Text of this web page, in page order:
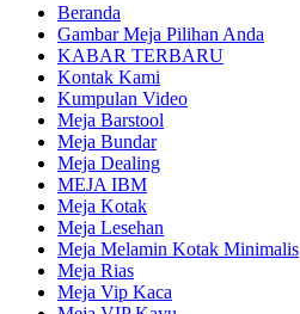
Beranda
Gambar Meja Pilihan Anda
KABAR TERBARU
Kontak Kami
Kumpulan Video
Meja Barstool
Meja Bundar
Meja Dealing
MEJA IBM
Meja Kotak
Meja Lesehan
Meja Melamin Kotak Minimalis
Meja Rias
Meja Vip Kaca